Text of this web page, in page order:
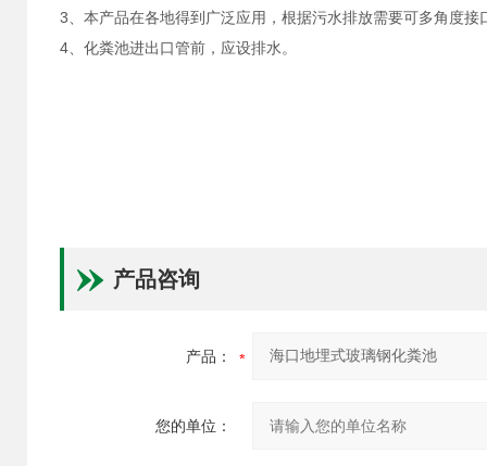
3、本产品在各地得到广泛应用，根据污水排放需要可多角度接
4、化粪池进出口管前，应设排水。
产品咨询
产品：
您的单位：